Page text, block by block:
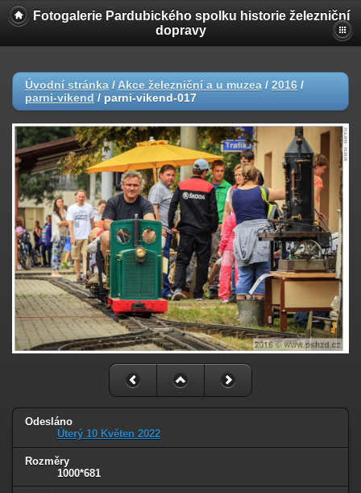
Fotogalerie Pardubického spolku historie železniční
dopravy
Úvodní stránka / Akce železniční a u muzea / 2016 /
parni-vikend / parni-vikend-017
Odesláno
Úterý 10 Květen 2022
Rozměry
1000*681